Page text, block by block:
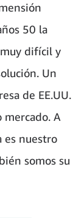
50 la
difícil y
Un
de EE.UU.
A
es nuestro
somos su